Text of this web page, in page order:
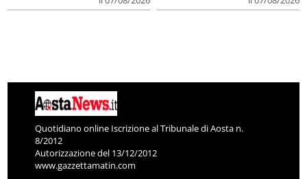
Quotidiano online Iscrizione al Tribunale di Aosta n.
8/2012
Autorizzazione del 13/12/2012
www.gazzettamatin.com